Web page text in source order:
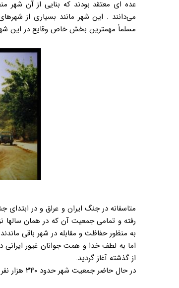
‌عده ای معتقد بودند که بنایی از آن شهر
می‌دانند . این شهر مانند بسیاری از
مسلماً مهمترین بخش خاص وقایع در این
متاسفانه در جنگ ایران و عراق و در
به منظور حفاظت و مقابله در شهر باقی
از گذشته آغاز گردید.
در حال حاضر جمعیت شهر حدود ۳۴۰ هزار نفر می باشد .